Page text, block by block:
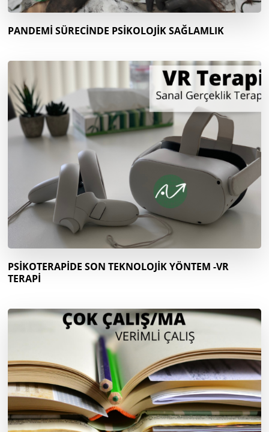
PANDEMİ SÜRECİNDE PSİKOLOJİK SAĞLAMLIK
PSİKOTERAPİDE SON TEKNOLOJİK YÖNTEM -VR
TERAPİ